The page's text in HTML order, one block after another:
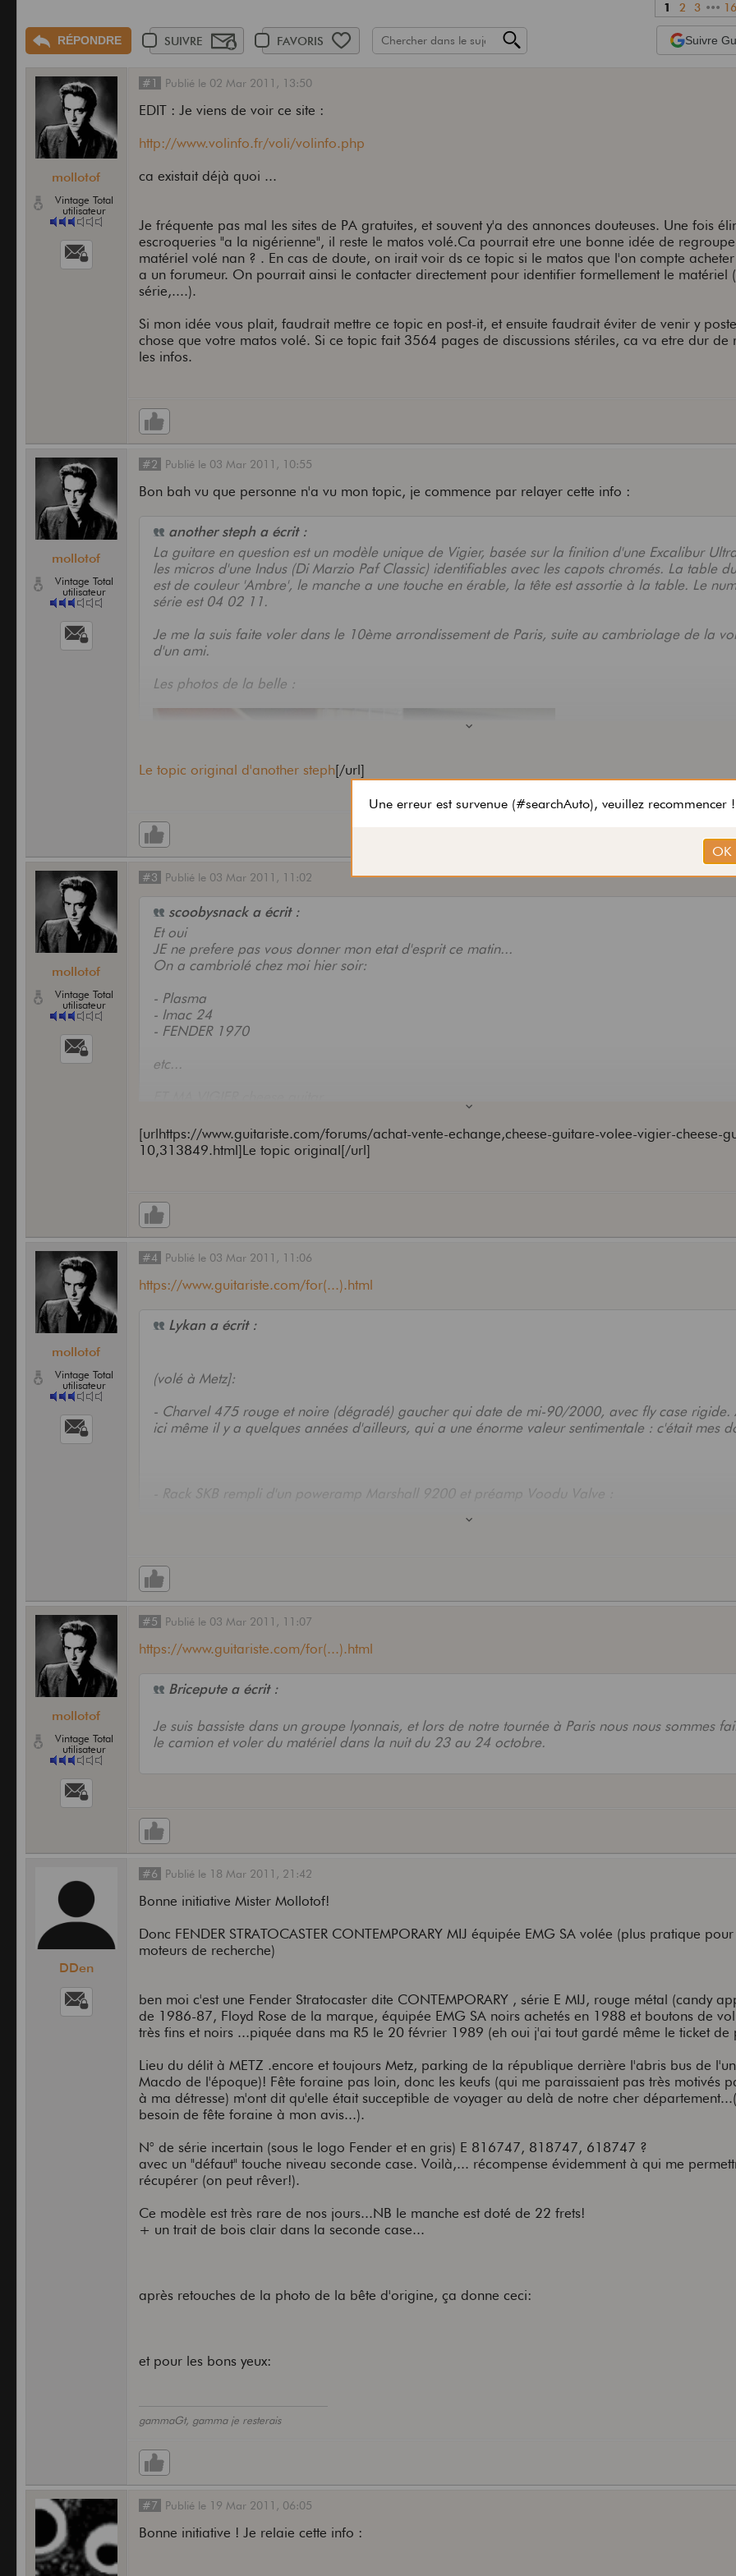
1 2 3 ••• 16
RÉPONDRE SUIVRE FAVORIS Suivre
mollotof
Vintage Total
utilisateur
#1 Publié le 02 Mar 2011, 13:50
EDIT : Je viens de voir ce site :
http://www.volinfo.fr/voli/volinfo.php
ca existait déjà quoi ...
Je fréquente pas mal les sites de PA gratuites, et souvent y'a des annonces douteuses. Une fois
escroqueries "a la nigérienne", il reste le matos volé.Ca pourrait etre une bonne idée de
matériel volé nan ? . En cas de doute, on irait voir ds ce topic si le matos que l'on compte
a un forumeur. On pourrait ainsi le contacter directement pour identifier formellement le matériel
série,....).
Si mon idée vous plait, faudrait mettre ce topic en post-it, et ensuite faudrait éviter de venir y
chose que votre matos volé. Si ce topic fait 3564 pages de discussions stériles, ca va etre dur de
les infos.
mollotof
Vintage Total
utilisateur
#2 Publié le 03 Mar 2011, 10:55
Bon bah vu que personne n'a vu mon topic, je commence par relayer cette info :
another steph a écrit :
La guitare en question est un modèle unique de Vigier, basée sur la finition d'une Excalibur
les micros d'une Indus (Di Marzio Paf Classic) identifiables avec les capots chromés. La table
est de couleur 'Ambre', le manche a une touche en érable, la tête est assortie à la table. Le
série est 04 02 11.
Je me la suis faite voler dans le 10ème arrondissement de Paris, suite au cambriolage de la
d'un ami.
Les photos de la belle :
Edit :Récompense de 300 euros à celui qui me la trouvera.
Le topic original d'another steph[/url]
mollotof
Vintage Total
utilisateur
#3 Publié le 03 Mar 2011, 11:02
scoobysnack a écrit :
Et oui
JE ne prefere pas vous donner mon etat d'esprit ce matin...
On a cambriolé chez moi hier soir:
- Plasma
- Imac 24
- FENDER 1970
etc...
acheté JEUDI à Oostende grace à atomic buzz...
c'est la 2/10
MERCI les gars
je retroune
[urlhttps://www.guitariste.com/forums/achat-vente-echange,cheese-guitare-volee-vigier-cheese-
10,313849.html]Le topic original[/url]
mollotof
Vintage Total
utilisateur
#4 Publié le 03 Mar 2011, 11:06
https://www.guitariste.com/for(...).html
Lykan a écrit :
(volé à Metz]:
- Charvel 475 rouge et noire (dégradé) gaucher qui date de mi-90/2000, avec fly case rigide.
ici même il y a quelques années d'ailleurs, qui a une énorme valeur sentimentale : c'était mes
- Rack SKB rempli d'un poweramp Marshall 9200 et préamp Voodu Valve :
- Malette remplie de : Cry Baby, système sans fil Shure, Big Muff, plein de jack, plein de jeux de
pleins d'accessoires, compresseur, et pédalier midi behringer FCB1010
mollotof
Vintage Total
utilisateur
#5 Publié le 03 Mar 2011, 11:07
https://www.guitariste.com/for(...).html
Bricepute a écrit :
Je suis bassiste dans un groupe lyonnais, et lors de notre tournée à Paris nous nous sommes
le camion et voler du matériel dans la nuit du 23 au 24 octobre.
DDen
#6 Publié le 18 Mar 2011, 21:42
Bonne initiative Mister Mollotof!
Donc FENDER STRATOCASTER CONTEMPORARY MIJ équipée EMG SA volée (plus pratique
moteurs de recherche)
ben moi c'est une Fender Stratocaster dite CONTEMPORARY , série E MIJ, rouge métal (candy
de 1986-87, Floyd Rose de la marque, équipée EMG SA noirs achetés en 1988 et boutons de
très fins et noirs ...piquée dans ma R5 le 20 février 1989 (eh oui j'ai tout gardé même le ticket de
Lieu du délit à METZ .encore et toujours Metz, parking de la république derrière l'abris bus de
Macdo de l'époque)! Fête foraine pas loin, donc les keufs (qui me paraissaient pas très motivés
à ma détresse) m'ont dit qu'elle était succeptible de voyager au delà de notre cher
besoin de fête foraine à mon avis...).
N° de série incertain (sous le logo Fender et en gris) E 816747, 818747, 618747 ?
avec un "défaut" touche niveau seconde case. Voilà,... récompense évidemment à qui me
récupérer (on peut rêver!).
Ce modèle est très rare de nos jours...NB le manche est doté de 22 frets!
+ un trait de bois clair dans la seconde case...
après retouches de la photo de la bête d'origine, ça donne ceci:
et pour les bons yeux:
gammaGt, gamma je resterais
#7 Publié le 19 Mar 2011, 06:05
Bonne initiative ! Je relaie cette info :